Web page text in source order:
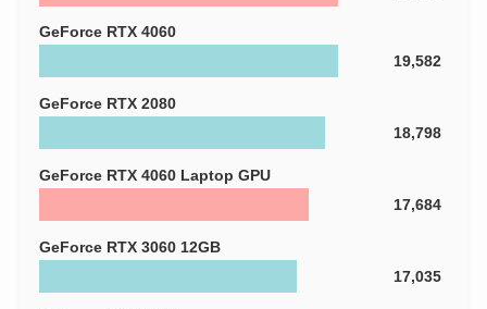
GeForce RTX 4060
19,582
GeForce RTX 2080
18,798
GeForce RTX 4060 Laptop GPU
17,684
GeForce RTX 3060 12GB
17,035